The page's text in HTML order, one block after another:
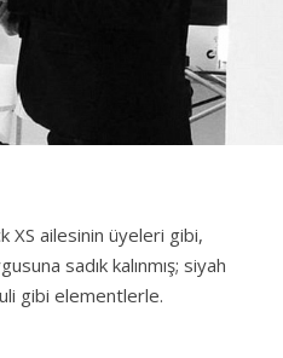
XS ailesinin üyeleri gibi,
sadık kalınmış; siyah
gibi elementlerle.